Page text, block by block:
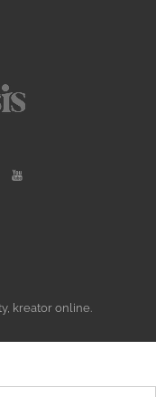
kreator online.